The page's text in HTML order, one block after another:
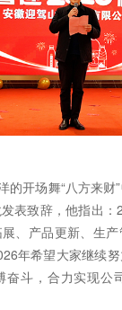
的开场舞“八方来财
表致辞，他指出
、产品更新、生
年希望大家继续
奋斗，合力实现公